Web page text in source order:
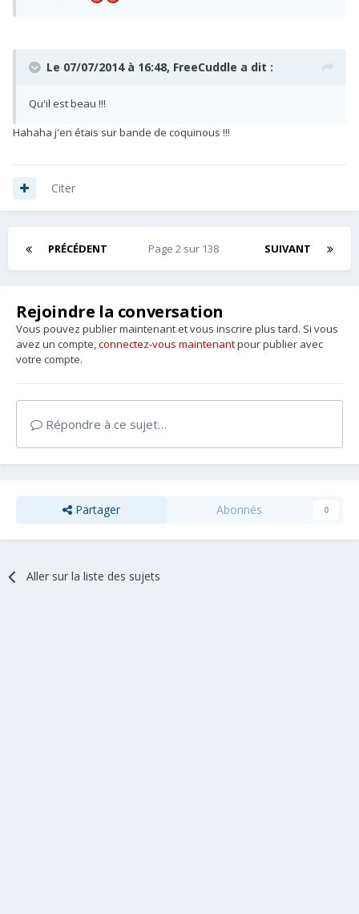
Le 07/07/2014 à 16:48, FreeCuddle a dit :
Qu'il est beau !!!
Hahaha j'en étais sur bande de coquinous !!!
Citer
PRÉCÉDENT SUIVANT
Page 2 sur 138
Rejoindre la conversation
Vous pouvez publier maintenant et vous inscrire plus tard. Si vous
avez un compte,connectez-vous maintenantpour publier avec
votre compte.
Répondre à ce sujet…
Partager Abonnés 0
Aller sur la liste des sujets